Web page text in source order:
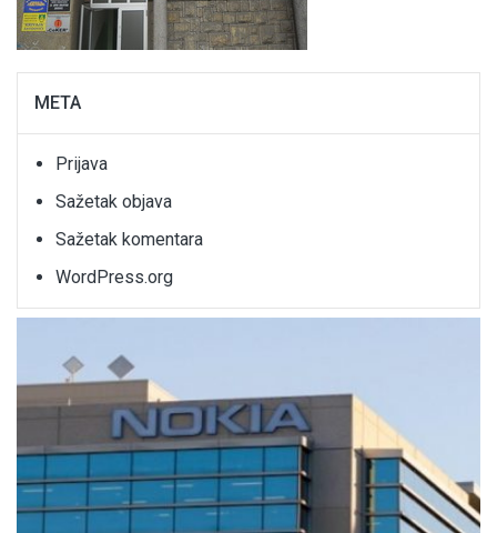
META
Prijava
Sažetak objava
Sažetak komentara
WordPress.org